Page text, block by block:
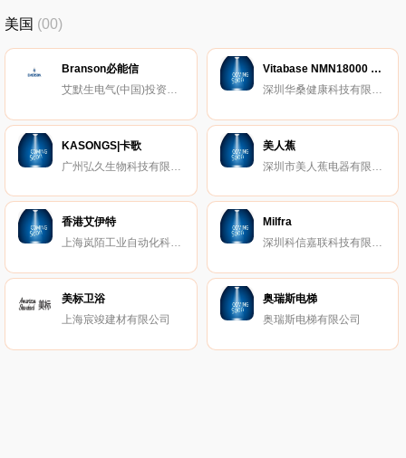
美国 (00)
Branson必能信
艾默生电气(中国)投资有限公司
Vitabase NMN18000 维他倍思NMN
深圳华桑健康科技有限公司
KASONGS|卡歌
美人蕉
香港艾伊特
上海岚陌工业自动化科技中心
Milfra
深圳科信嘉联科技有限公司
美标卫浴
上海宸竣建材有限公司
奥瑞斯电梯
奥瑞斯电梯有限公司